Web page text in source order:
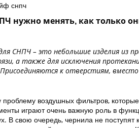
нужно менять, как только
СНПЧ – это небольшие изделия из
а также для исключения
к отверстиям,
воздушных фильтров,
играют очень важную роль в
В свою очередь, чернила не